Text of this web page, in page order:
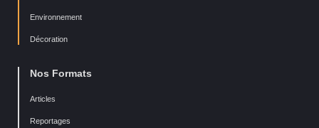
Environnement
Décoration
Nos Formats
Articles
Reportages